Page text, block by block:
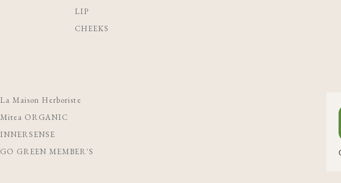
LIP
CHEEKS
La Maison Herboriste
Mitea ORGANIC
INNERSENSE
GO GREEN MEMBER'S